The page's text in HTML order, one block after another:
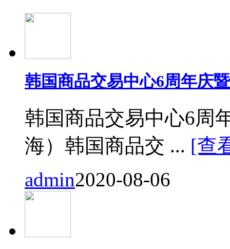
韩国商品交易中心6周年庆
韩国商品交易中心6周
海）韩国商品交 ... [查
admin2020-08-06